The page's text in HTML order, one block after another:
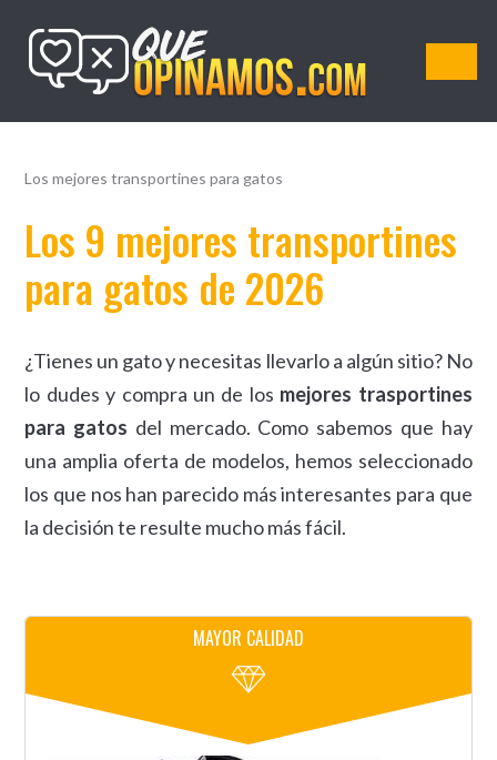
QueOpinamos.com
Los mejores transportines para gatos
Los 9 mejores transportines
para gatos de 2026
¿Tienes un gato y necesitas llevarlo a algún sitio? No
lo dudes y compra un de los mejores trasportines
para gatos del mercado. Como sabemos que hay
una amplia oferta de modelos, hemos seleccionado
los que nos han parecido más interesantes para que
la decisión te resulte mucho más fácil.
MAYOR CALIDAD